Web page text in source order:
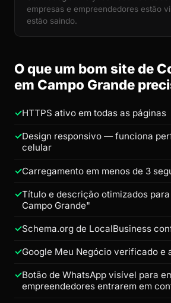
empresas e empreendedores estão
estão saindo.
O que um bom site de
em Campo Grande
HTTPS ativo em todas as páginas
Design responsivo — funciona
celular
Carregamento em menos de 3
Título e descrição otimizados
Campo Grande"
Schema.org de LocalBusiness
Google Meu Negócio verificado e
Botão de WhatsApp visível para
empreendedores entrarem em